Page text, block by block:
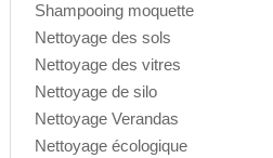
Shampooing moquette
Nettoyage des sols
Nettoyage des vitres
Nettoyage de silo
Nettoyage Verandas
Nettoyage écologique